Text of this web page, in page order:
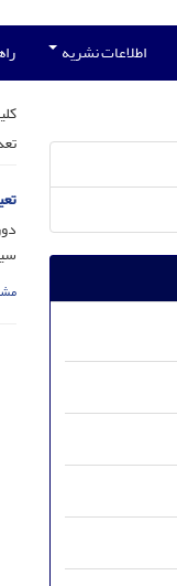
اطلاعات نشریه
دوره 3،